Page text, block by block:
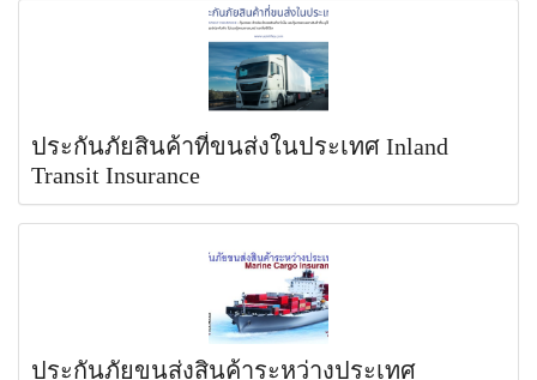
ประกันภัยสินค้าที่ขนส่งในประเทศ Inland
Transit Insurance
ประกันภัยขนส่งสินค้าระหว่างประเทศ